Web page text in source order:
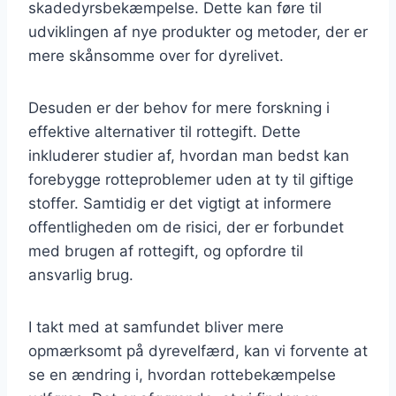
skadedyrsbekæmpelse. Dette kan føre til
udviklingen af nye produkter og metoder, der er
mere skånsomme over for dyrelivet.
Desuden er der behov for mere forskning i
effektive alternativer til rottegift. Dette
inkluderer studier af, hvordan man bedst kan
forebygge rotteproblemer uden at ty til giftige
stoffer. Samtidig er det vigtigt at informere
offentligheden om de risici, der er forbundet
med brugen af rottegift, og opfordre til
ansvarlig brug.
I takt med at samfundet bliver mere
opmærksomt på dyrevelfærd, kan vi forvente at
se en ændring i, hvordan rottebekæmpelse